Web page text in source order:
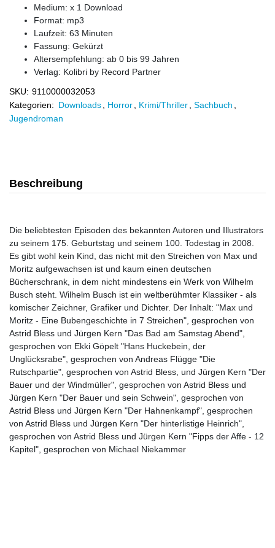
Medium: x 1 Download
Format: mp3
Laufzeit: 63 Minuten
Fassung: Gekürzt
Altersempfehlung: ab 0 bis 99 Jahren
Verlag: Kolibri by Record Partner
SKU: 9110000032053
Kategorien: Downloads Horror Krimi/Thriller Sachbuch
Jugendroman
Beschreibung
Die beliebtesten Episoden des bekannten Autoren und Illustrators
zu seinem 175. Geburtstag und seinem 100. Todestag in 2008.
Es gibt wohl kein Kind, das nicht mit den Streichen von Max und
Moritz aufgewachsen ist und kaum einen deutschen
Bücherschrank, in dem nicht mindestens ein Werk von Wilhelm
Busch steht. Wilhelm Busch ist ein weltberühmter Klassiker - als
komischer Zeichner, Grafiker und Dichter. Der Inhalt: "Max und
Moritz - Eine Bubengeschichte in 7 Streichen", gesprochen von
Astrid Bless und Jürgen Kern "Das Bad am Samstag Abend",
gesprochen von Ekki Göpelt "Hans Huckebein, der
Unglücksrabe", gesprochen von Andreas Flügge "Die
Rutschpartie", gesprochen von Astrid Bless, und Jürgen Kern "Der
Bauer und der Windmüller", gesprochen von Astrid Bless und
Jürgen Kern "Der Bauer und sein Schwein", gesprochen von
Astrid Bless und Jürgen Kern "Der Hahnenkampf", gesprochen
von Astrid Bless und Jürgen Kern "Der hinterlistige Heinrich",
gesprochen von Astrid Bless und Jürgen Kern "Fipps der Affe - 12
Kapitel", gesprochen von Michael Niekammer